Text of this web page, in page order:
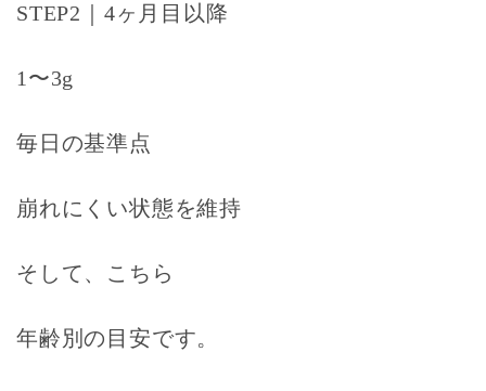
STEP2｜4ヶ月目以降
1〜3g
毎日の基準点
崩れにくい状態を維持
そして、こちら
年齢別の目安です。